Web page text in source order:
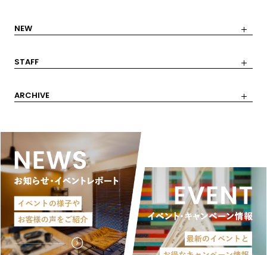
NEW
STAFF
ARCHIVE